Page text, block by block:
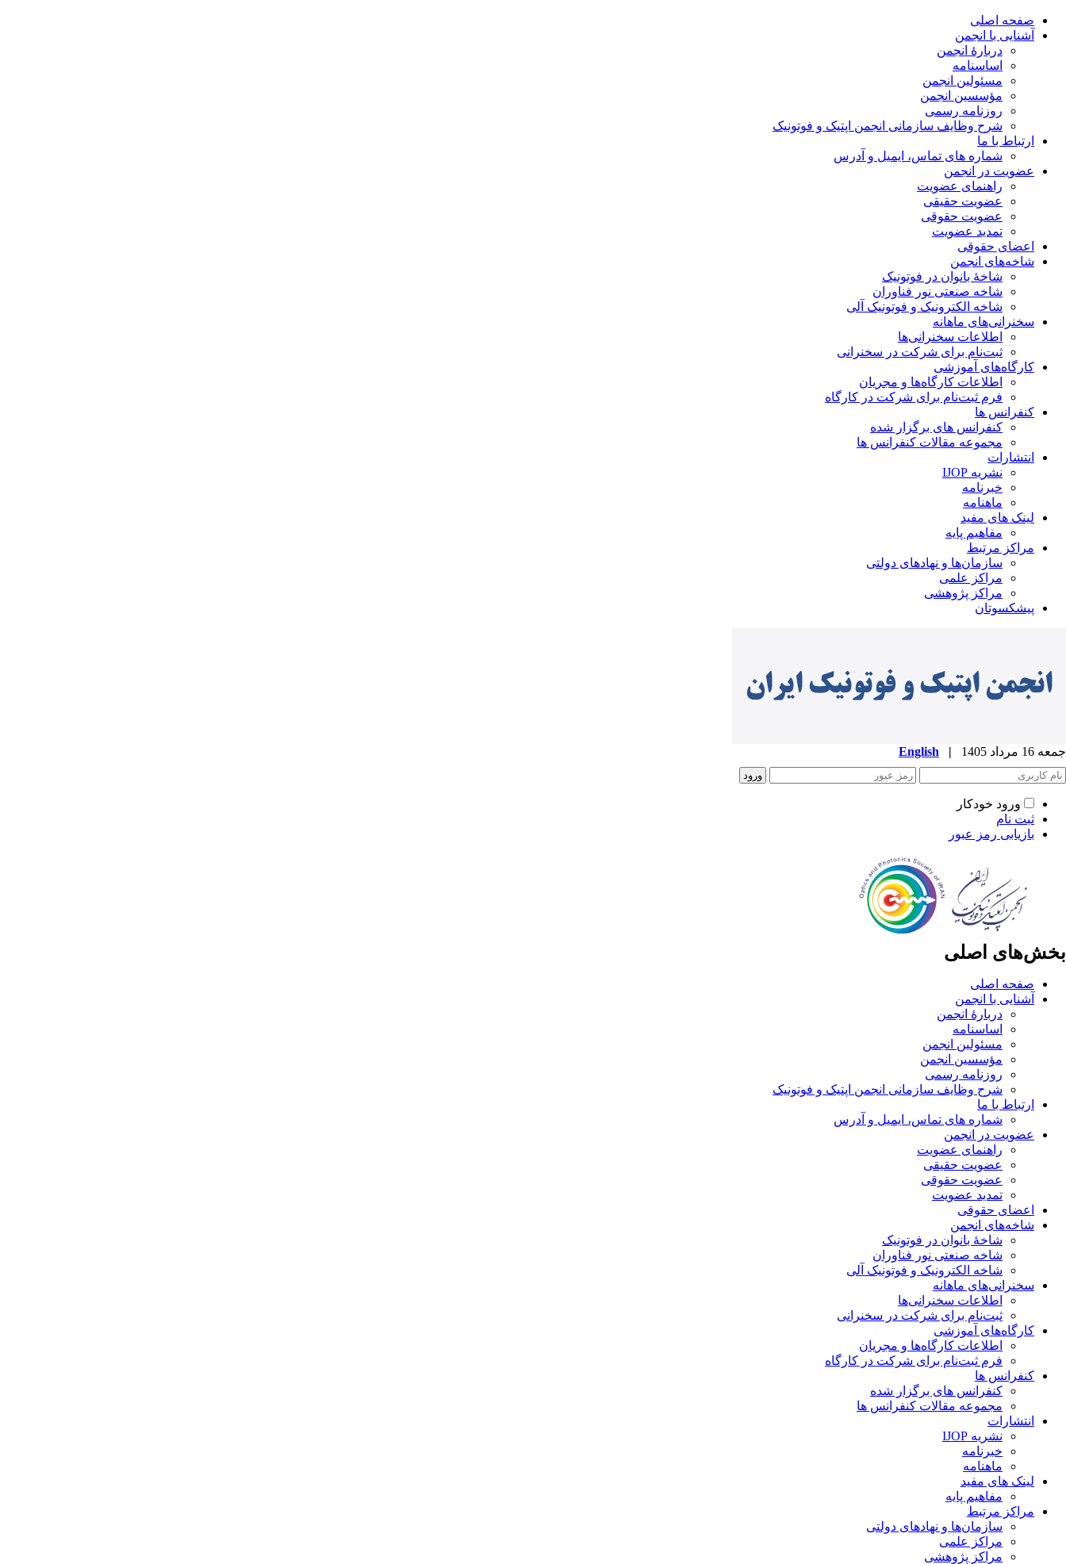
صفحه اصلی
آشنایی با انجمن
دربارۀ انجمن
اساسنامه
مسئولین انجمن
مؤسسین انجمن
روزنامه رسمی
شرح وظایف سازمانی انجمن اپتیک و فوتونیک
ارتباط با ما
شماره های تماس، ایمیل و آدرس
عضویت در انجمن
راهنمای عضویت
عضویت حقیقی
عضویت حقوقی
تمدید عضویت
اعضای حقوقی
شاخه‌های انجمن
شاخۀ بانوان در فوتونیک
شاخه صنعتی نور فناوران
شاخه‌ الکترونیک و فوتونیک آلی
سخنرانی‌های ماهانه
اطلاعات سخنرانی‌‌ها
ثبت‌نام برای شرکت در سخنرانی
کارگاه‌های آموزشی
اطلاعات کارگاه‌ها و مجریان
فرم ثبت‌نام برای شرکت در کارگاه
کنفرانس ها
کنفرانس های برگزار شده
مجموعه مقالات کنفرانس ها
انتشارات
نشریه IJOP
خبرنامه
ماهنامه
لینک های مفید
مفاهیم پایه
مراکز مرتبط
سازمان‌ها و نهادهای دولتی
مراکز علمی
مراکز پژوهشی
پیشکسوتان
جمعه 16 مرداد 1405 |
English
ورود خودکار
ثبت نام
بازیابی رمز عبور
بخش‌های اصلی
صفحه اصلی
آشنایی با انجمن
دربارۀ انجمن
اساسنامه
مسئولین انجمن
مؤسسین انجمن
روزنامه رسمی
شرح وظایف سازمانی انجمن اپتیک و فوتونیک
ارتباط با ما
شماره های تماس، ایمیل و آدرس
عضویت در انجمن
راهنمای عضویت
عضویت حقیقی
عضویت حقوقی
تمدید عضویت
اعضای حقوقی
شاخه‌های انجمن
شاخۀ بانوان در فوتونیک
شاخه صنعتی نور فناوران
شاخه‌ الکترونیک و فوتونیک آلی
سخنرانی‌های ماهانه
اطلاعات سخنرانی‌‌ها
ثبت‌نام برای شرکت در سخنرانی
کارگاه‌های آموزشی
اطلاعات کارگاه‌ها و مجریان
فرم ثبت‌نام برای شرکت در کارگاه
کنفرانس ها
کنفرانس های برگزار شده
مجموعه مقالات کنفرانس ها
انتشارات
نشریه IJOP
خبرنامه
ماهنامه
لینک های مفید
مفاهیم پایه
مراکز مرتبط
سازمان‌ها و نهادهای دولتی
مراکز علمی
مراکز پژوهشی